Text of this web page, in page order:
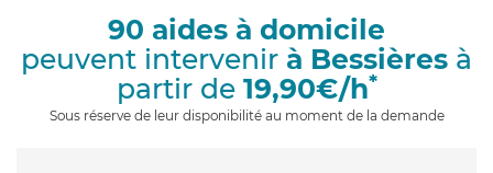
i
90 aides à domicile
peuvent intervenir à Bessières à
partir de 19,90€/h*
Sous réserve de leur disponibilité au moment de la demande